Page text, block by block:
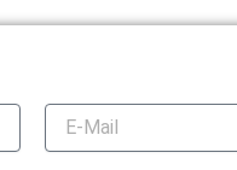
E-
Mail